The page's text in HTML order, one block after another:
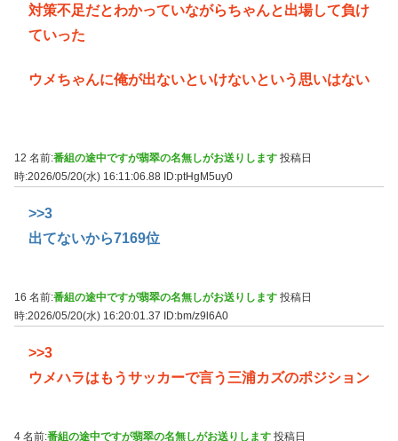
対策不足だとわかっていながらちゃんと出場して負け
ていった
ウメちゃんに俺が出ないといけないという思いはない
12 名前:番組の途中ですが翡翠の名無しがお送りします 投稿日
時:2026/05/20(水) 16:11:06.88 ID:ptHgM5uy0
>>3
出てないから7169位
16 名前:番組の途中ですが翡翠の名無しがお送りします 投稿日
時:2026/05/20(水) 16:20:01.37
ID:bm/z9l6A0
>>3
ウメハラはもうサッカーで言う三浦カズのポジション
4 名前:番組の途中ですが翡翠の名無しがお送りします 投稿日